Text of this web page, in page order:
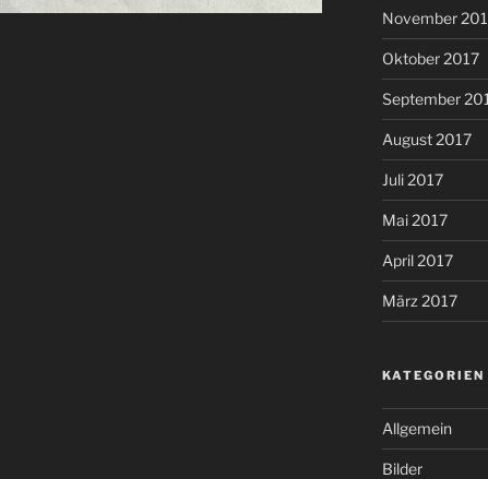
November
Oktober 2017
September
August 2017
Juli 2017
Mai 2017
April 2017
März 2017
KATEGORIEN
Allgemein
Bilder